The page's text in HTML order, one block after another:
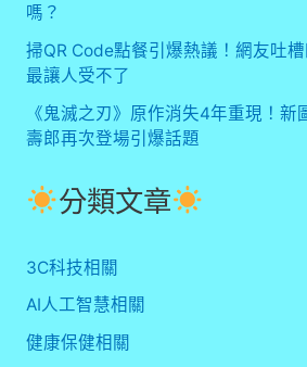
嗎？
掃QR Code點餐引爆熱議！網友吐
最讓人受不了
《鬼滅之刃》原作消失4年重現！新
壽郎再次登場引爆話題
分類文章
3C科技相關
AI人工智慧相關
健康保健相關